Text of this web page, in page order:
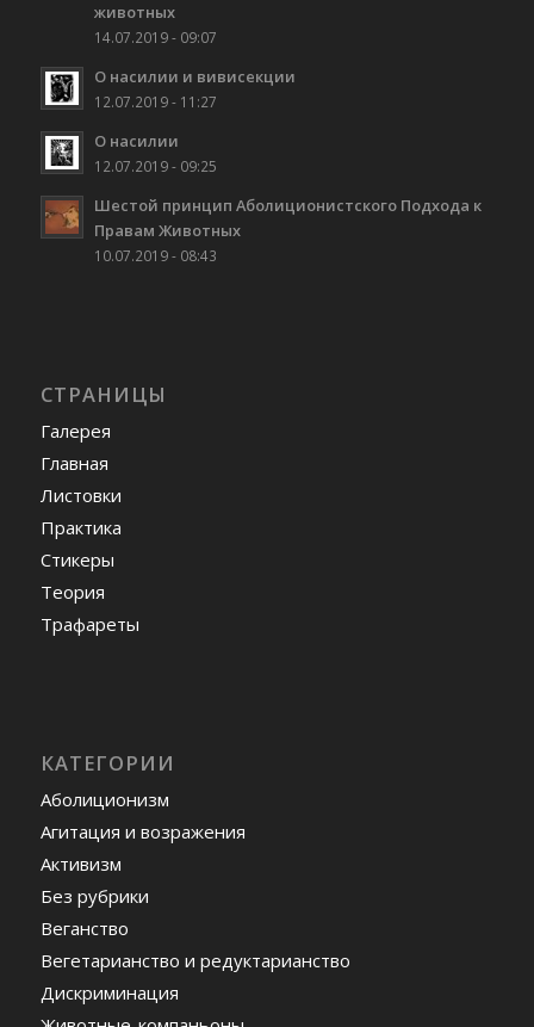
животных
14.07.2019 - 09:07
О насилии и вивисекции
12.07.2019 - 11:27
О насилии
12.07.2019 - 09:25
Шестой принцип Аболиционистского Подхода к
Правам Животных
10.07.2019 - 08:43
СТРАНИЦЫ
Галерея
Главная
Листовки
Практика
Стикеры
Теория
Трафареты
КАТЕГОРИИ
Аболиционизм
Агитация и возражения
Активизм
Без рубрики
Веганство
Вегетарианство и редуктарианство
Дискриминация